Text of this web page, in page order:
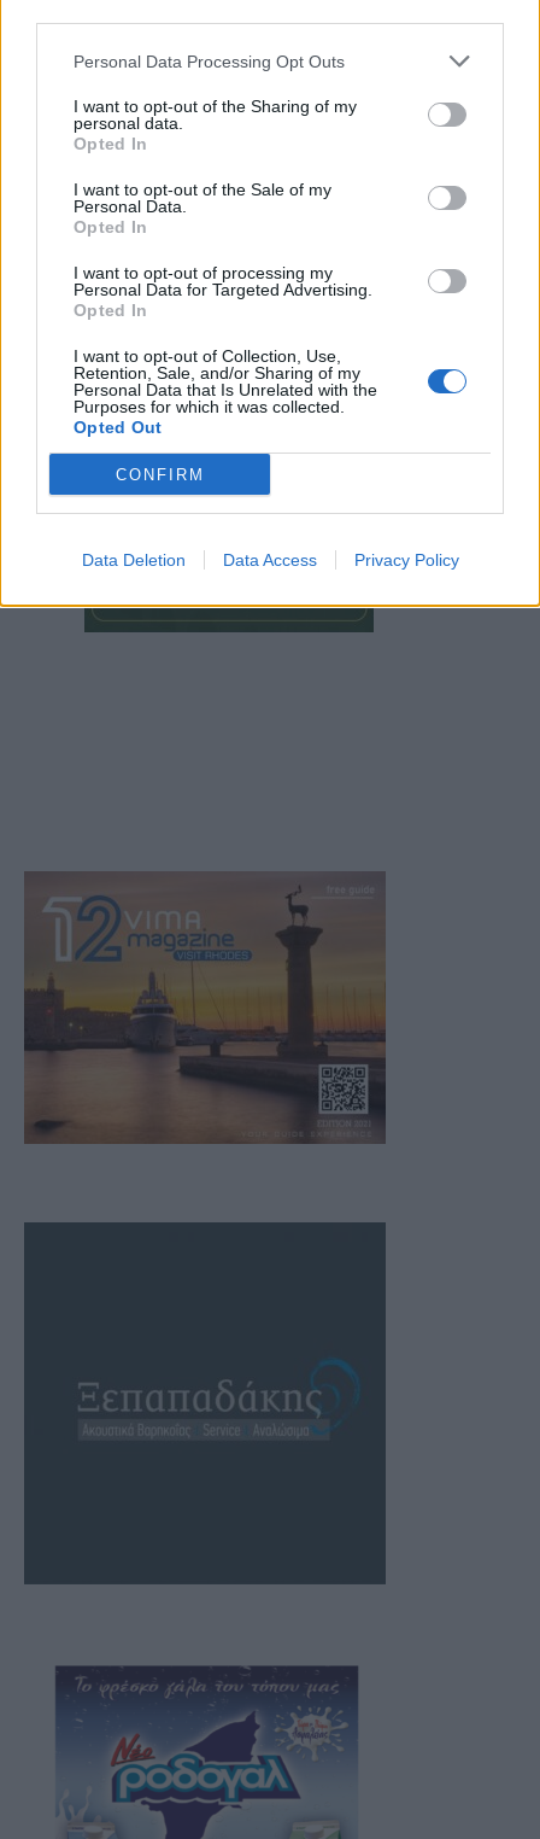
Personal Data Processing Opt Outs
I want to opt-out of the Sharing of my
personal data.
Opted In
I want to opt-out of the Sale of my
Personal Data.
Opted In
I want to opt-out of processing my
Personal Data for Targeted Advertising.
Opted In
I want to opt-out of Collection, Use,
Retention, Sale, and/or Sharing of my
Personal Data that Is Unrelated with the
Purposes for which it was collected.
Opted Out
CONFIRM
Data Deletion Data Access Privacy Policy